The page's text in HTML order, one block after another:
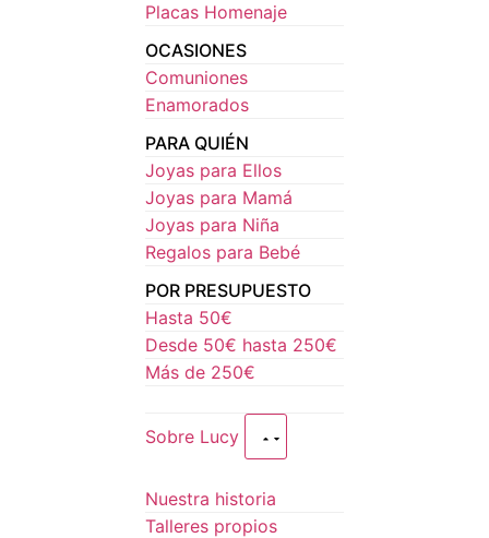
Placas Homenaje
OCASIONES
Comuniones
Enamorados
PARA QUIÉN
Joyas para Ellos
Joyas para Mamá
Joyas para Niña
Regalos para Bebé
POR PRESUPUESTO
Hasta 50€
Desde 50€ hasta 250€
Más de 250€
Sobre Lucy
Nuestra historia
Talleres propios